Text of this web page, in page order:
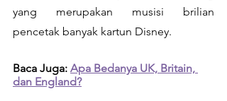
yang merupakan musisi brilian
pencetak banyak kartun Disney.
Baca Juga: Apa Bedanya UK, Britain,
dan England?